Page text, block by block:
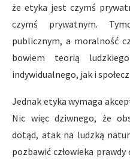
że etyka jest czymś
czymś prywatnym.
publicznym, a moralność
bowiem teorią
indywidualnego, jak i
Jednak etyka wymaga
Nic więc dziwnego, że
dotąd, atak na ludzką
pozbawić człowieka